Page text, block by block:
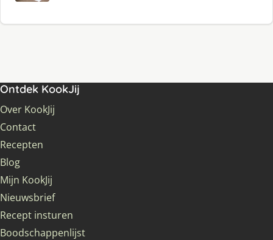
Ontdek KookJij
Over KookJij
Contact
Recepten
Blog
Mijn KookJij
Nieuwsbrief
Recept insturen
Boodschappenlijst